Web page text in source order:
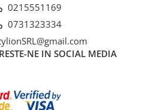
0215551169
0731323334
NE IN SOCIAL MEDIA